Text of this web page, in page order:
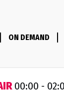
ON DEMAND
00:00 -